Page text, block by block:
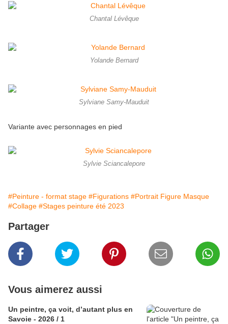
Chantal Lévêque
Yolande Bernard
Sylviane Samy-Mauduit
Variante avec personnages en pied
Sylvie Sciancalepore
#Peinture - format stage #Figurations #Portrait Figure Masque
#Collage #Stages peinture été 2023
Partager
Vous aimerez aussi
Un peintre, ça voit, d’autant plus en
Savoie - 2026 / 1